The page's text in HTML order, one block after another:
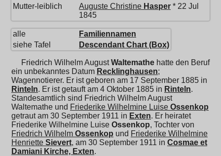
Mutter-leiblich
Auguste Christine Hasper * 22 Jul
1845
alle
Familiennamen
siehe Tafel
Descendant Chart (Box)
Friedrich Wilhelm August Waltemathe hatte den Beruf
ein unbekanntes Datum Recklinghausen;
Wagennotierer. Er ist geboren am 17 September 1885 in
Rinteln. Er ist getauft am 4 Oktober 1885 in Rinteln.
Standesamtlich sind Friedrich Wilhelm August
Waltemathe und Friederike Wilhelmine Luise Ossenkop
getraut am 30 September 1911 in Exten. Er heiratet
Friederike Wilhelmine Luise Ossenkop, Tochter von
Friedrich Wilhelm Ossenkop und Friederike Wilhelmine
Henriette Sievert, am 30 September 1911 in Cosmae et
Damiani Kirche, Exten.